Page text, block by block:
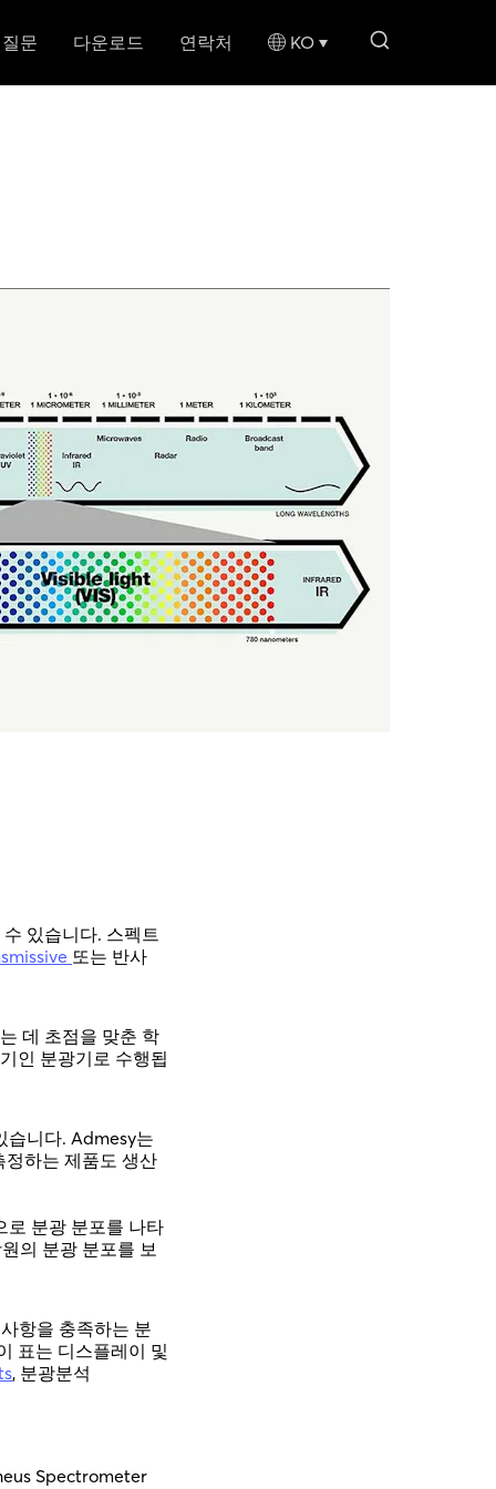
문 다운로드 연락처 KO search
있습니다. 스펙트
또는 반사
데 초점을 맞춘 학
인 분광기로 수행됩
습니다. Admesy는
하는 제품도 생산
로 분광 분포를 나타
의 분광 분포를 보
항을 충족하는 분
표는 디스플레이 및
, 분광분석
Spectrometer